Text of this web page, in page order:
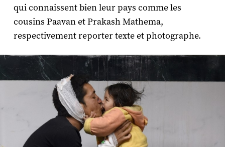
qui connaissent bien leur pays comme les
cousins Paavan et Prakash Mathema,
respectivement reporter texte et photographe.